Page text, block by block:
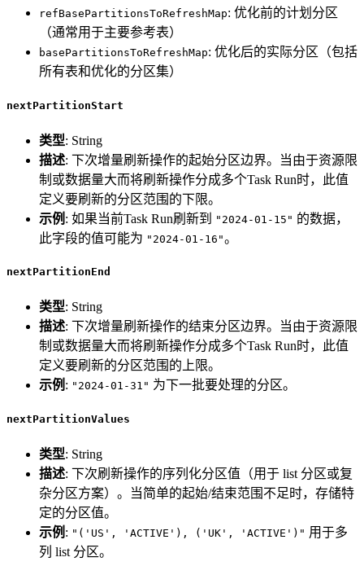
refBasePartitionsToRefreshMap: 优化前的计划分区
（通常用于主要参考表）
basePartitionsToRefreshMap: 优化后的实际分区（包括
所有表和优化的分区集）
nextPartitionStart
类型: String
描述: 下次增量刷新操作的起始分区边界。当由于资源限
制或数据量大而将刷新操作分成多个Task Run时，此值
定义要刷新的分区范围的下限。
示例 : 如果当前Task Run刷新到 "2024-01-15" 的数据，
此字段的值可能为 "2024-01-16"。
nextPartitionEnd
类型: String
描述: 下次增量刷新操作的结束分区边界。当由于资源限
制或数据量大而将刷新操作分成多个Task Run时，此值
定义要刷新的分区范围的上限。
示例 : "2024-01-31" 为下一批要处理的分区。
nextPartitionValues
类型: String
描述: 下次刷新操作的序列化分区值（用于 list 分区或复
杂分区方案）。当简单的起始/结束范围不足时，存储特
定的分区值。
示例 : "('US', 'ACTIVE'), ('UK', 'ACTIVE')" 用于多
列 list 分区。